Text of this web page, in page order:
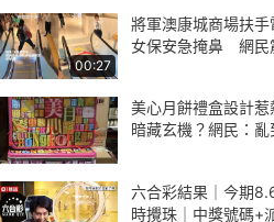
00:27
將軍澳康城商場扶手
女保安急掩鼻 網民
美心月餅禮盒設計
暗藏玄機？網民：
六合彩結果｜今期
時攪珠｜中獎號碼+